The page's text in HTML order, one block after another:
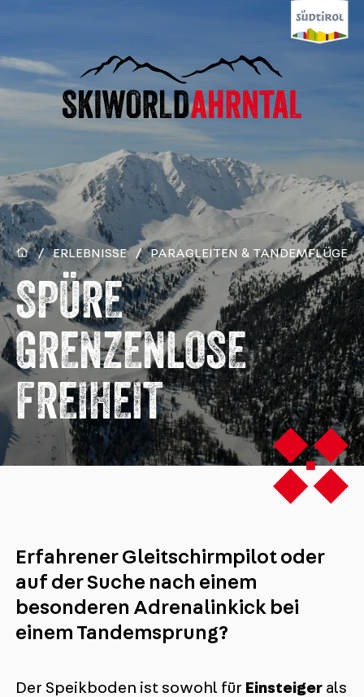
/ ERLEBNISSE / PARAGLEITEN & TANDEMFLÜGE
SPÜRE
GRENZENLOSE
FREIHEIT
Erfahrener Gleitschirmpilot oder
auf der Suche nach einem
besonderen Adrenalinkick bei
einem Tandemsprung?
Der Speikboden ist sowohl für Einsteiger als